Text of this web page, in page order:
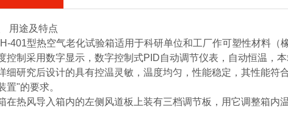
用途及特点
401型热空气老化试验箱适用于科研单位和工厂作可塑性材料（
控制采用数字显示，数字控制式PID自动调节仪表，自动恒温，
细研究后设计的具有控温灵敏，温度均匀，性能稳定，其性能符
置"的要求。
在热风导入箱内的左侧风道板上装有三档调节板，用它调整箱内